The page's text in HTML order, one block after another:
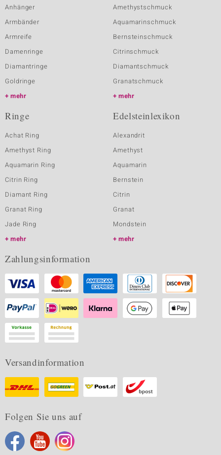
Anhänger
Armbänder
Armreife
Damenringe
Diamantringe
Goldringe
mehr
Amethystschmuck
Aquamarinschmuck
Bernsteinschmuck
Citrinschmuck
Diamantschmuck
Granatschmuck
mehr
Ringe
Achat Ring
Amethyst Ring
Aquamarin Ring
Citrin Ring
Diamant Ring
Granat Ring
Jade Ring
mehr
Edelsteinlexikon
Alexandrit
Amethyst
Aquamarin
Bernstein
Citrin
Granat
Mondstein
mehr
Zahlungsinformation
Versandinformation
Folgen Sie uns auf